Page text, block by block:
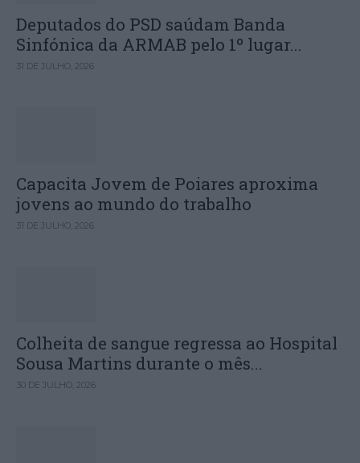
Deputados do PSD saúdam Banda
Sinfónica da ARMAB pelo 1º lugar...
31 DE JULHO, 2026
Capacita Jovem de Poiares aproxima
jovens ao mundo do trabalho
31 DE JULHO, 2026
Colheita de sangue regressa ao Hospital
Sousa Martins durante o mês...
30 DE JULHO, 2026